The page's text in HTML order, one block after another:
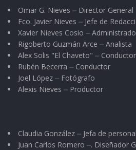
¿Qué chingados estaba
De esta forma el reloj sonó
Sin alicientes emprendimos
Han pasado ya varias horas y
zumbando todo ese “ruidajo”
¡No me divierto con nada!;
Omar G. Nieves ⏤ Director General
Fco. Javier Nieves ⏤ Jefe de
Xavier Nieves Cosio ⏤
Rigoberto Guzmán Arce ⏤ Analista
Alex Solis "El Chaveto" ⏤
Rubén Becerra ⏤ Conductor
Joel López ⏤ Fotógrafo
Alexis Nieves ⏤ Productor
Claudia González ⏤ Jefa de personal
Juan Carlos Romero ⏤. Diseñador